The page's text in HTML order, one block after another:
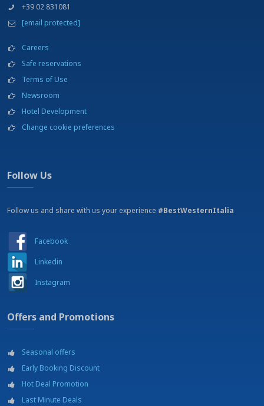
Discothèque
Équitation
Golf - 16 Km
Hôpital
Jardin
Jogging Area
Location bicyclettes
Massages et traitements esthétique à la demande des intéressés à
Pêche
Restaurant sur place
Shopping outlets
Stade
Tennis
Terrains de football
Terrains de mini-foot
Théâtre
Wine tour
+39 02 831081
[email protected]
Careers
Safe reservations
Terms of Use
Newsroom
Hotel Development
Change cookie preferences
Follow Us
Follow us and share with us your experience #BestWesternItalia
Facebook
Linkedin
Instagram
Offers and Promotions
Seasonal offers
Early Booking Discount
Hot Deal Promotion
Last Minute Deals